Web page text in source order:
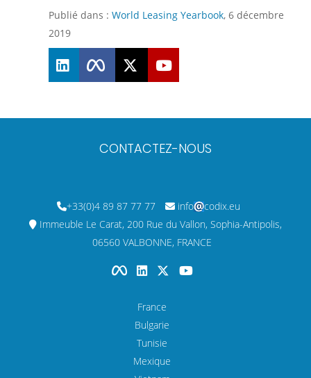
Publié dans : World Leasing Yearbook, 6 décembre
2019
CONTACTEZ-NOUS
+33(0)4 89 87 77 77 info
codix.eu
Immeuble Le Carat, 200 Rue du Vallon, Sophia-Antipolis,
06560 VALBONNE, FRANCE
France
Bulgarie
Tunisie
Mexique